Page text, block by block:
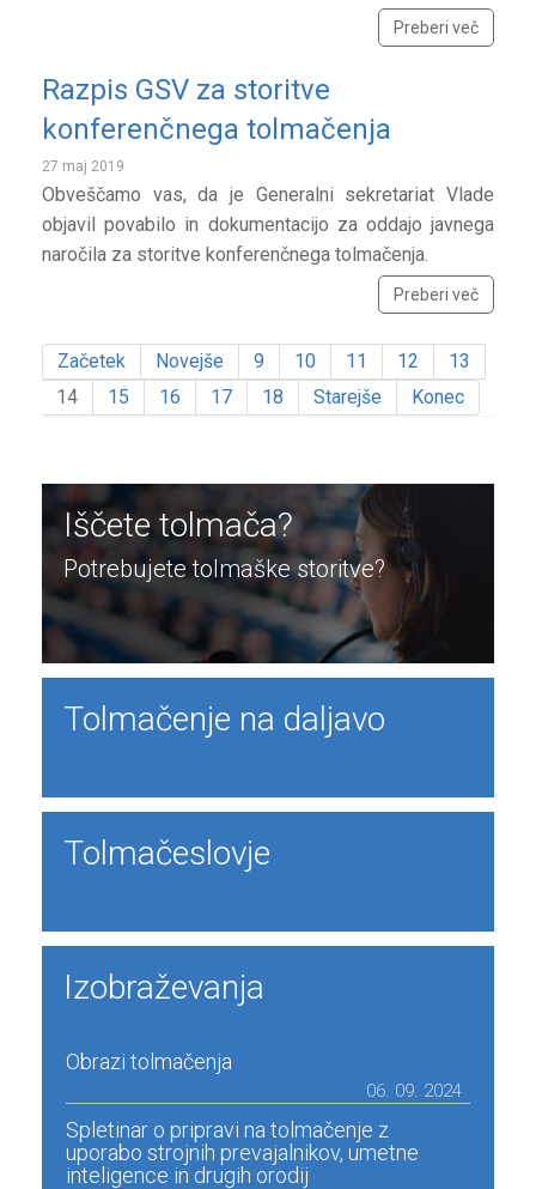
Preberi več
Razpis GSV za storitve
konferenčnega tolmačenja
27 maj 2019
Obveščamo vas, da je Generalni sekretariat Vlade
objavil povabilo in dokumentacijo za oddajo javnega
naročila za storitve konferenčnega tolmačenja.
Preberi več
Začetek Novejše 9 10 11 12
13
14
15 16 17 18 Starejše Konec
Iščete tolmača?
Potrebujete tolmaške storitve?
Tolmačenje na daljavo
Tolmačeslovje
Izobraževanja
Obrazi tolmačenja
06. 09. 2024
Spletinar o pripravi na tolmačenje z
uporabo strojnih prevajalnikov, umetne
inteligence in drugih orodij